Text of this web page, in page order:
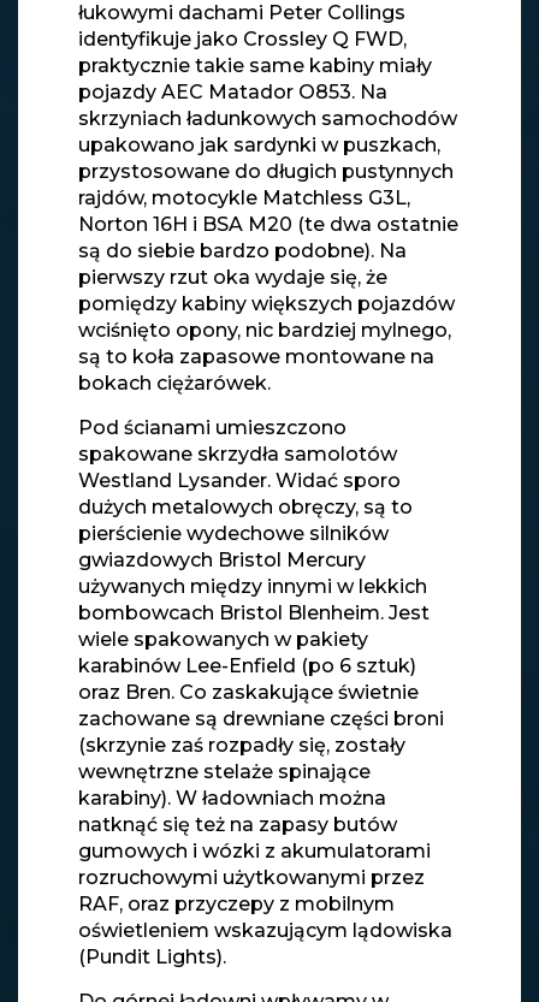
łukowymi dachami Peter Collings
identyfikuje jako Crossley Q FWD,
praktycznie takie same kabiny miały
pojazdy AEC Matador O853. Na
skrzyniach ładunkowych samochodów
upakowano jak sardynki w puszkach,
przystosowane do długich pustynnych
rajdów, motocykle Matchless G3L,
Norton 16H i BSA M20 (te dwa ostatnie
są do siebie bardzo podobne). Na
pierwszy rzut oka wydaje się, że
pomiędzy kabiny większych pojazdów
wciśnięto opony, nic bardziej mylnego,
są to koła zapasowe montowane na
bokach ciężarówek.
Pod ścianami umieszczono
spakowane skrzydła samolotów
Westland Lysander. Widać sporo
dużych metalowych obręczy, są to
pierścienie wydechowe silników
gwiazdowych Bristol Mercury
używanych między innymi w lekkich
bombowcach Bristol Blenheim. Jest
wiele spakowanych w pakiety
karabinów Lee-Enfield (po 6 sztuk)
oraz Bren. Co zaskakujące świetnie
zachowane są drewniane części broni
(skrzynie zaś rozpadły się, zostały
wewnętrzne stelaże spinające
karabiny). W ładowniach można
natknąć się też na zapasy butów
gumowych i wózki z akumulatorami
rozruchowymi użytkowanymi przez
RAF, oraz przyczepy z mobilnym
oświetleniem wskazującym lądowiska
(Pundit Lights).